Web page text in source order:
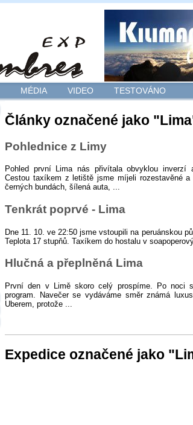
MÉDIA VIDEO TESTOVÁNO
Články označené jako
Pohlednice z Limy
Pohled první Lima nás přivítala obvyklou inverzí
Cestou taxíkem z letiště jsme míjeli rozestavěné a
černých bundách, šílená auta, ...
Tenkrát poprvé - Lima
Dne 11. 10. ve 22:50 jsme vstoupili na peruánskou
Teplota 17 stupňů. Taxíkem do hostalu v
Hlučná a přeplněná Lima
První den v Limě skoro celý prospíme. Po noci
program. Navečer se vydáváme směr známá
Uberem, protože ...
Expedice označené jako